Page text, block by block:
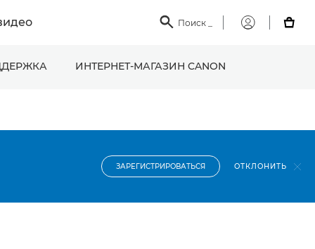
 Поиск
Мой

ИНТЕРНЕТ-МАГАЗИН CANON
ЗАРЕГИСТРИРОВАТЬСЯ ОТКЛОНИТЬ